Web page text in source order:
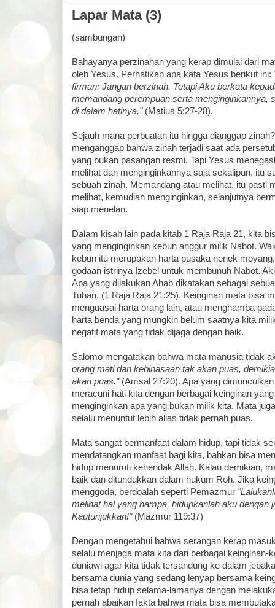
Lapar Mata (3)
(sambungan)
Bahayanya perzinahan yang kerap dimulai dari
oleh Yesus. Perhatikan apa kata Yesus berikut ini:
firman: Jangan berzinah. Tetapi Aku berkata
memandang perempuan serta menginginkannya,
di dalam hatinya."(Matius 5:27-28).
Sejauh mana perbuatan itu hingga dianggap
menganggap bahwa zinah terjadi saat ada
yang bukan pasangan resmi. Tapi Yesus
melihat dan menginginkannya saja sekalipun, itu
sebuah zinah. Memandang atau melihat, itu pasti
melihat, kemudian menginginkan, selanjutnya
siap menelan.
Dalam kisah lain pada kitab 1 Raja Raja 21, kita
yang menginginkan kebun anggur milik Nabot.
kebun itu merupakan harta pusaka nenek
godaan istrinya Izebel untuk membunuh Nabot.
Apa yang dilakukan Ahab dikatakan sebagai
Tuhan. (1 Raja Raja 21:25). Keinginan mata bisa
menguasai harta orang lain, atau menghamba
harta benda yang mungkin belum saatnya kita
negatif mata yang tidak dijaga dengan baik.
Salomo mengatakan bahwa mata manusia tidak
orang mati dan kebinasaan tak akan puas,
akan puas."(Amsal 27:20). Apa yang
meracuni hati kita dengan berbagai keinginan
menginginkan apa yang bukan milik kita. Mata
selalu menuntut lebih alias tidak pernah puas.
Mata sangat bermanfaat dalam hidup, tapi tidak
mendatangkan manfaat bagi kita, bahkan bisa
hidup menuruti kehendak Allah. Kalau demikian,
baik dan ditundukkan dalam hukum Roh. Jika
menggoda, berdoalah seperti Pemazmur
melihat hal yang hampa, hidupkanlah aku dengan
Kautunjukkan!"(Mazmur 119:37)
Dengan mengetahui bahwa serangan kerap
selalu menjaga mata kita dari berbagai keinginan-
duniawi agar kita tidak tersandung ke dalam
bersama dunia yang sedang lenyap bersama
bisa tetap hidup selama-lamanya dengan
pernah abaikan fakta bahwa mata bisa